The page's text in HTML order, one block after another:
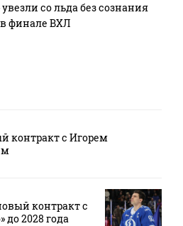
со льда без сознания
финале ВХЛ
контракт с Игорем
контракт с
2028 года